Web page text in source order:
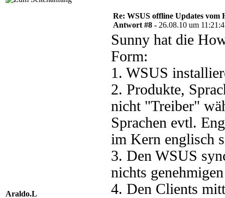
Araldo.L
Re: WSUS offline Updates vom
Antwort #8 - 26.08.10 um
Sunny hat die
Form:
1. WSUS
2. Produkte,
nicht "Treiber"
Sprachen evtl.
im Kern englisch
3. Den WSUS
nichts genehmigen
4. Den Clients